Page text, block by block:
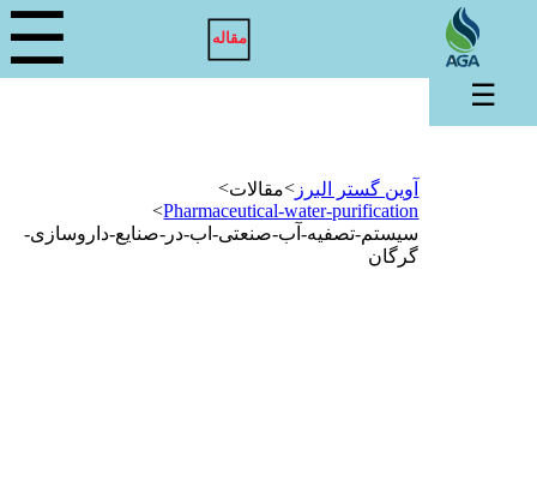
مقاله ☰
آوین گستر البرز >مقالات>
Pharmaceutical-water-purification
>
سیستم-تصفیه-آب-صنعتی-اب-در-صنایع-داروسازی-
گرگان
☰